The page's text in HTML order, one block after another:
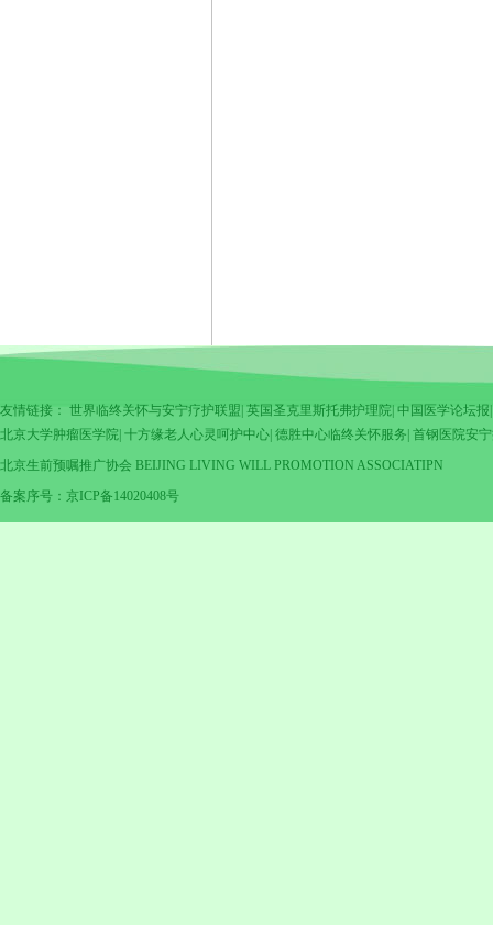
友情链接： 世界临终关怀与安宁疗护联盟 英国圣克里斯托弗护理院 中国医学论坛报
北京大学肿瘤医学院 十方缘老人心灵呵护中心 德胜中心临终关怀服务 首钢医院安
北京生前预嘱推广协会 BEIJING LIVING WILL PROMOTION ASSOCIATIPN
备案序号：京ICP备14020408号